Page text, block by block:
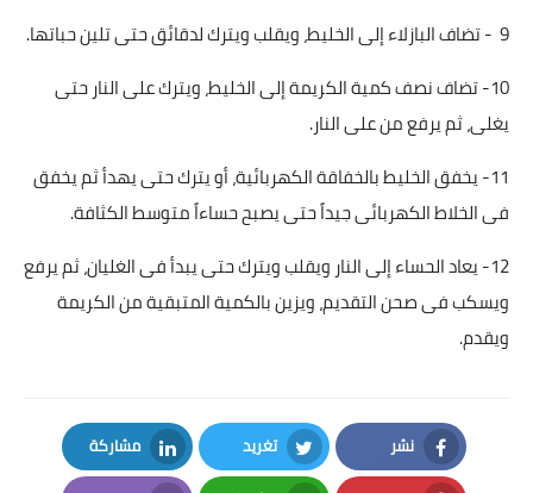
9 - تضاف البازلاء إلى الخليط، ويقلب ويترك لدقائق حتى تلين حباتها.
10- تضاف نصف كمية الكريمة إلى الخليط، ويترك على النار حتى
يغلى، ثم يرفع من على النار.
11- يخفق الخليط بالخفاقة الكهربائية، أو يترك حتى يهدأ ثم يخفق
فى الخلاط الكهربائى جيداً حتى يصبح حساءاً متوسط الكثافة.
12- يعاد الحساء إلى النار ويقلب ويترك حتى يبدأ فى الغليان، ثم يرفع
ويسكب فى صحن التقديم، ويزين بالكمية المتبقية من الكريمة
ويقدم.
نشر
Facebook
تغريد
Twitter
مشاركة
LinkedIn